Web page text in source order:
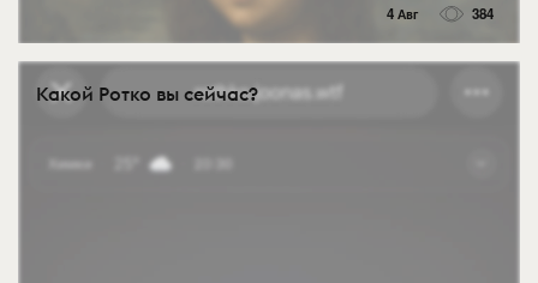
4 Авг 384
Какой Ротко вы сейчас?